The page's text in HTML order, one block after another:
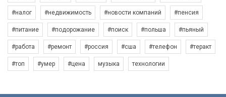
#налог #недвижимость #новости компаний #пенсия
#питание #подорожание #поиск #польша #пьяный
#работа #ремонт #россия #сша #телефон #теракт
#топ #умер #цена музыка технологии